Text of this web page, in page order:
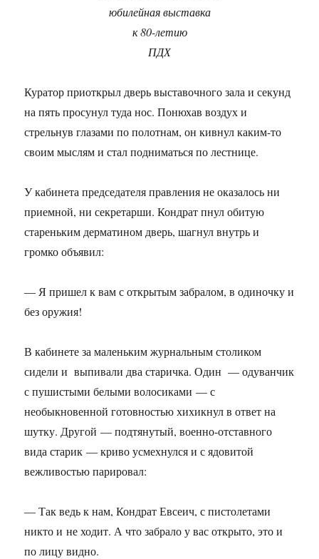
юбилейная выставка
к 80-летию
ПДХ
Куратор приоткрыл дверь выставочного зала и секунд
на пять просунул туда нос. Понюхав воздух и
стрельнув глазами по полотнам, он кивнул каким-то
своим мыслям и стал подниматься по лестнице.
У кабинета председателя правления не оказалось ни
приемной, ни секретарши. Кондрат пнул обитую
стареньким дерматином дверь, шагнул внутрь и
громко объявил:
— Я пришел к вам с открытым забралом, в одиночку и
без оружия!
В кабинете за маленьким журнальным столиком
сидели и выпивали два старичка. Один — одуванчик
с пушистыми белыми волосиками — с
необыкновенной готовностью хихикнул в ответ на
шутку. Другой — подтянутый, военно-отставного
вида старик — криво усмехнулся и с ядовитой
вежливостью парировал:
— Так ведь к нам, Кондрат Евсеич, с пистолетами
никто и не ходит. А что забрало у вас открыто, это и
по лицу видно.